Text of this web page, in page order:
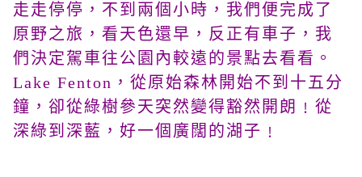
走走停停，不到兩個小時，我們便完成了
原野之旅，看天色還早，反正有車子，我
們決定駕車往公園內較遠的景點去看看。
Lake Fenton，從原始森林開始不到十五分
鐘，卻從綠樹參天突然變得豁然開朗﹗從
深綠到深藍，好一個廣闊的湖子﹗